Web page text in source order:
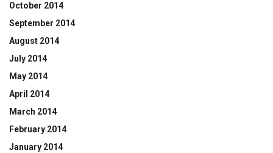
October 2014
September 2014
August 2014
July 2014
May 2014
April 2014
March 2014
February 2014
January 2014